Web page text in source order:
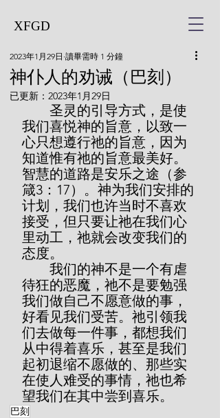
XFGD
神仆人的劝诫（巴刻）
2023年1月29日 讀畢需時 1 分鐘
已更新： 2023年1月29日
我们喜悦神的旨意，以致一
心只想遵行祂的旨意，因为
知道惟有祂的旨意最美好。
智慧的道路是安乐之途（参
箴3：17）。神为我们安排的
计划，我们也许当时不喜欢
接受，但只要让祂在我们心
里动工，祂就会改变我们的
态度。
待狂的恶魔，祂不是要勉强
我们做自己不愿意做的事，
好看见我们受苦。祂引领我
们去做每一件事，都想我们
从中得着喜乐，甚至是我们
起初退缩不愿做的、那些实
在使人难受的事情，祂也希
望我们在其中尝到喜乐。
巴刻